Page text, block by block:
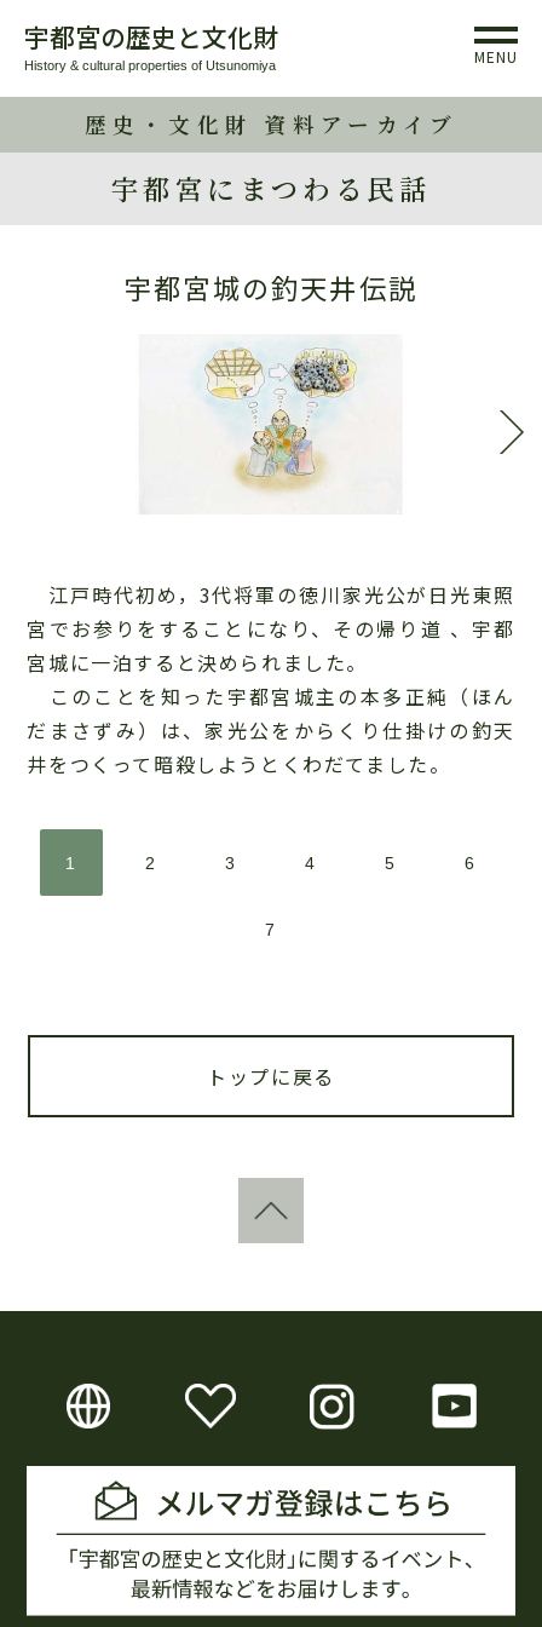
宇都宮の歴史と文化財
History & cultural properties of Utsunomiya MENU
歴史・文化財 資料アーカイブ
宇都宮にまつわる民話
宇都宮城の釣天井伝説
江戸時代初め，3代将軍の徳川家光公が日光東照
宮でお参りをすることになり、その帰り道 、宇都
宮城に一泊すると決められました。
このことを知った宇都宮城主の本多正純（ほん
だまさずみ）は、家光公をからくり仕掛けの釣天
井をつくって暗殺しようとくわだてました。
1 2 3 4 5 6
7
トップに戻る